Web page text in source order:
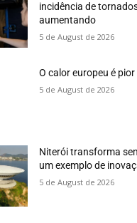
incidência de
aumentando
5 de August de 2026
O calor europeu é
5 de August de 2026
Niterói transforma
um exemplo de
5 de August de 2026